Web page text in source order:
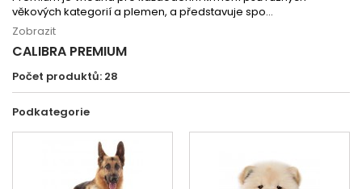
věkových kategorií a plemen, a představuje spo...
Zobrazit
CALIBRA PREMIUM
Počet produktů: 28
Podkategorie